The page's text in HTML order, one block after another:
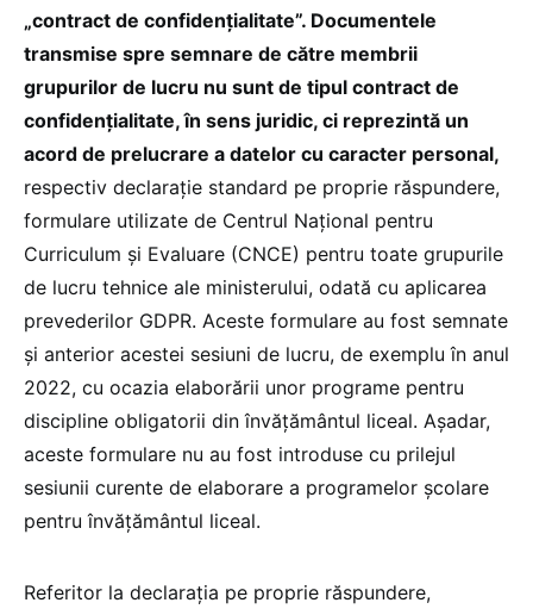
„contract de confidențialitate”. Documentele
transmise spre semnare de către membrii
grupurilor de lucru nu sunt de tipul contract de
confidențialitate, în sens juridic, ci reprezintă un
acord de prelucrare a datelor cu caracter personal,
respectiv declarație standard pe proprie răspundere,
formulare utilizate de Centrul Național pentru
Curriculum și Evaluare (CNCE) pentru toate grupurile
de lucru tehnice ale ministerului, odată cu aplicarea
prevederilor GDPR. Aceste formulare au fost semnate
și anterior acestei sesiuni de lucru, de exemplu în anul
2022, cu ocazia elaborării unor programe pentru
discipline obligatorii din învățământul liceal. Așadar,
aceste formulare nu au fost introduse cu prilejul
sesiunii curente de elaborare a programelor școlare
pentru învățământul liceal.
Referitor la declarația pe proprie răspundere,